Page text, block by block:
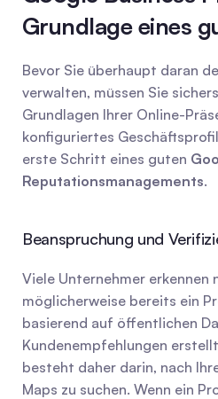
Grundlage eines
Bevor Sie überhaupt daran
verwalten, müssen Sie
Grundlagen Ihrer Online-
konfiguriertes
erste Schritt eines guten
Reputationsmanagements.
Beanspruchung und
Viele Unternehmer erkennen
möglicherweise bereits ein
basierend auf öffentlichen
Kundenempfehlungen
besteht daher darin, nach
Maps zu suchen. Wenn ein